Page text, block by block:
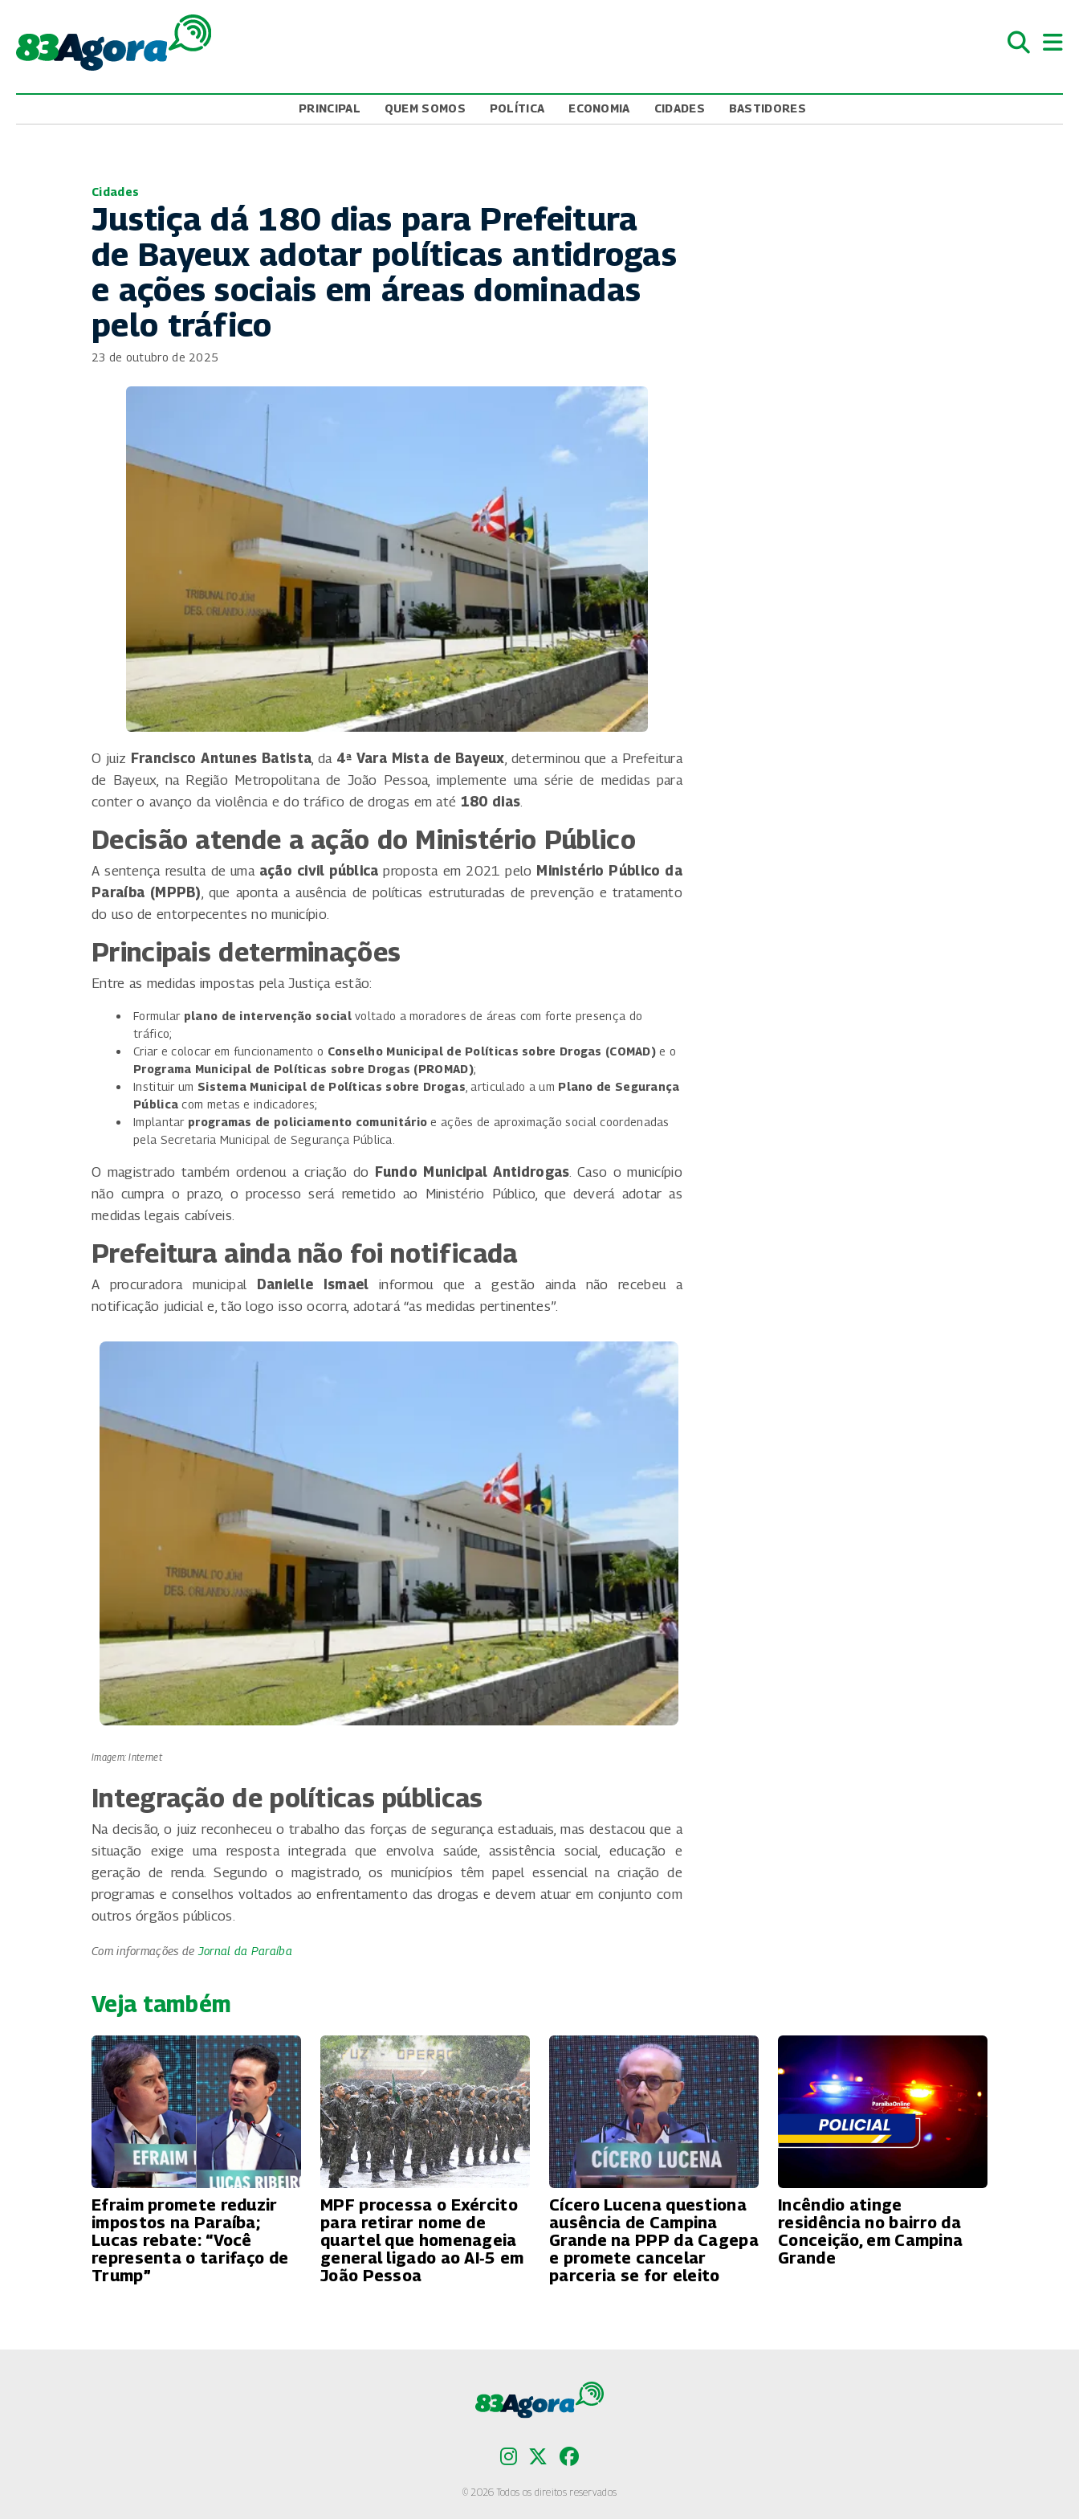
PRINCIPAL QUEM SOMOS POLÍTICA ECONOMIA CIDADES BASTIDORES
Cidades
Justiça dá 180 dias para Prefeitura
de Bayeux adotar políticas antidrogas
e ações sociais em áreas dominadas
pelo tráfico
23 de outubro de 2025
O juiz Francisco Antunes Batista, da 4ª Vara Mista de Bayeux, determinou que a Prefeitura
de Bayeux, na Região Metropolitana de João Pessoa, implemente uma série de medidas para
conter o avanço da violência e do tráfico de drogas em até 180 dias.
Decisão atende a ação do Ministério Público
A sentença resulta de uma ação civil pública proposta em 2021 pelo Ministério Público da
Paraíba (MPPB), que aponta a ausência de políticas estruturadas de prevenção e tratamento
do uso de entorpecentes no município.
Principais determinações
Entre as medidas impostas pela Justiça estão:
Formular plano de intervenção socialvoltado a moradores de áreas com forte presença do
tráfico;
Criar e colocar em funcionamento o Conselho Municipal de Políticas sobre Drogas (COMAD) e o
Programa Municipal de Políticas sobre Drogas (PROMAD);
Instituir um Sistema Municipal de Políticas sobre Drogas , articulado a um Plano de Segurança
Pública com metas e indicadores;
Implantar programas de policiamento comunitário e ações de aproximação social coordenadas
pela Secretaria Municipal de Segurança Pública.
O magistrado também ordenou a criação do Fundo Municipal Antidrogas. Caso o município
não cumpra o prazo, o processo será remetido ao Ministério Público, que deverá adotar as
medidas legais cabíveis.
Prefeitura ainda não foi notificada
A procuradora municipal Danielle Ismael informou que a gestão ainda não recebeu a
notificação judicial e, tão logo isso ocorra, adotará “as medidas pertinentes”.
Imagem: Internet
Integração de políticas públicas
Na decisão, o juiz reconheceu o trabalho das forças de segurança estaduais, mas destacou que a
situação exige uma resposta integrada que envolva saúde, assistência social, educação e
geração de renda. Segundo o magistrado, os municípios têm papel essencial na criação de
programas e conselhos voltados ao enfrentamento das drogas e devem atuar em conjunto com
outros órgãos públicos.
Com informações de Jornal da Paraíba
Veja também
Efraim promete reduzir
impostos na Paraíba;
Lucas rebate: “Você
representa o tarifaço de
Trump”
MPF processa o Exército
para retirar nome de
quartel que homenageia
general ligado ao AI‑5 em
João Pessoa
Cícero Lucena questiona
ausência de Campina
Grande na PPP da Cagepa
e promete cancelar
parceria se for eleito
Incêndio atinge
residência no bairro da
Conceição, em Campina
Grande
© 2026 Todos os direitos reservados